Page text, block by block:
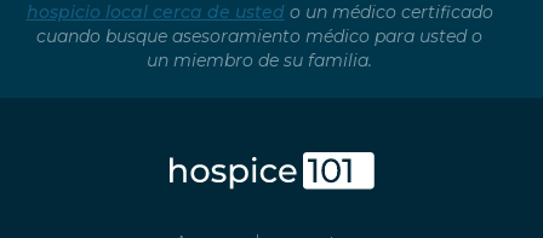
hospicio local cerca de usted o un médico certificado
cuando busque asesoramiento médico para usted o
un miembro de su familia.